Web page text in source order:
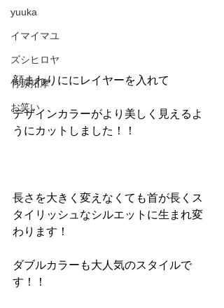
yuuka
イマイマユ
ズシヒロヤ
竹原拓摩
お笑い
顔まわりににレイヤーを入れて
デザインカラーがより美しく見えるよ
うにカットしました！！
長さを大きく変えなくても首が長くス
タイリッシュなシルエットに生まれ変
わります！
ダブルカラーも大人気のスタイルで
す！！